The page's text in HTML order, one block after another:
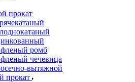
прокат
ромб
чечевица
вытяжной
прокат